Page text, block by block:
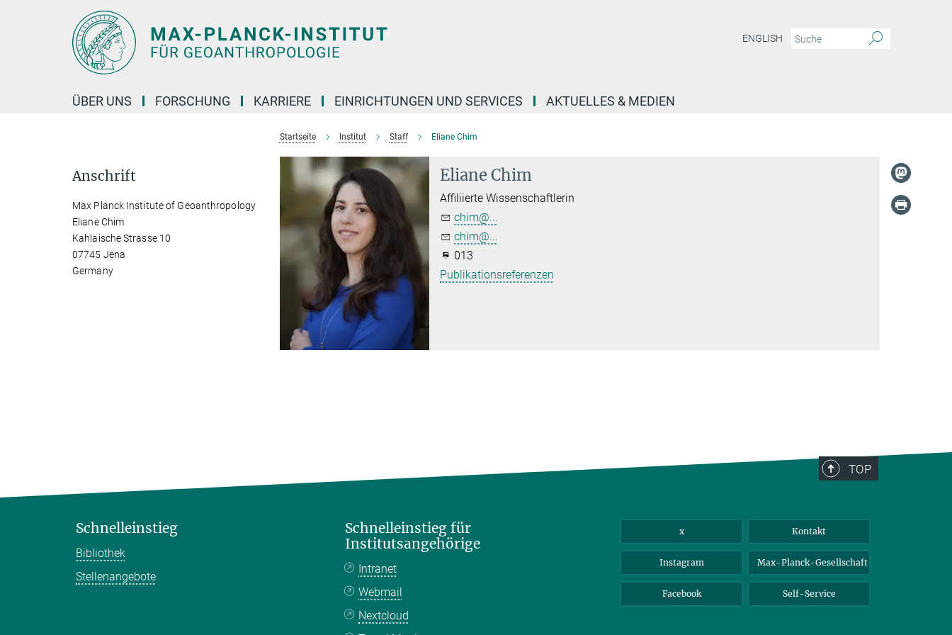
ENGLISH
ÜBER UNS FORSCHUNG KARRIERE EINRICHTUNGEN UND SERVICES AKTUELLES & MEDIEN
Startseite Institut Staff Eliane Chim
Eliane Chim
Affiliierte Wissenschaftlerin
chim@...
chim@...
013
Publikationsreferenzen
Anschrift
Max Planck Institute of Geoanthropology
Eliane Chim
Kahlaische Strasse 10
07745 Jena
Germany
TOP
Schnelleinstieg
Bibliothek
Stellenangebote
Schnelleinstieg für
Institutsangehörige
Intranet
Webmail
Nextcloud
x Kontakt
Instagram Max-Planck-Gesellschaft
Facebook Self-Service